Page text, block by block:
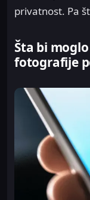
privatnost. Pa
Šta bi
fotografije